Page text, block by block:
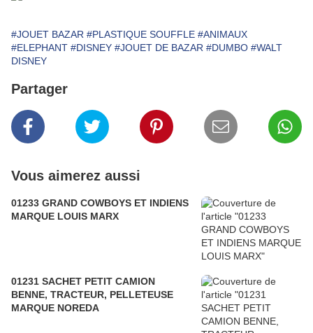
#JOUET BAZAR #PLASTIQUE SOUFFLE #ANIMAUX
#ELEPHANT #DISNEY #JOUET DE BAZAR #DUMBO #WALT
DISNEY
Partager
Vous aimerez aussi
01233 GRAND COWBOYS ET INDIENS
MARQUE LOUIS MARX
01231 SACHET PETIT CAMION
BENNE, TRACTEUR, PELLETEUSE
MARQUE NOREDA